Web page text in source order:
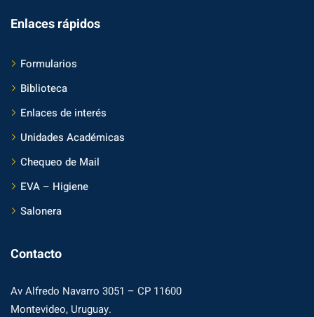
Enlaces rápidos
Formularios
Biblioteca
Enlaces de interés
Unidades Académicas
Chequeo de Mail
EVA – Higiene
Salonera
Contacto
Av Alfredo Navarro 3051 – CP 11600
Montevideo, Uruguay.